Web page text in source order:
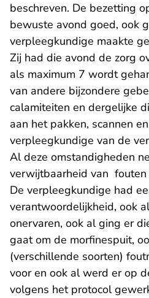
beschreven. De bezetting
bewuste avond goed, ook
verpleegkundige maakte
Zij had die avond de zorg
als maximum 7 wordt
van andere bijzondere
calamiteiten en dergelijke
aan het pakken, scannen
verpleegkundige van de
Al deze omstandigheden
verwijtbaarheid van fouten
De verpleegkundige had
verantwoordelijkheid, ook
onervaren, ook al ging er
gaat om de morfinespuit,
(verschillende soorten)
voor en ook al werd er op
volgens het protocol